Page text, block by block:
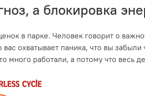
а блокировка
в парке. Человек говорит о
охватывает паника, что вы
много работали, а потому что весь